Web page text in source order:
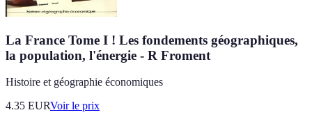
La France Tome I ! Les fondements géographiques,
la population, l'énergie - R Froment
Histoire et géographie économiques
4.35 EURVoir le prix